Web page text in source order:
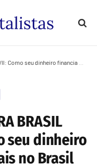
dinheiro financia obras reais no Brasil
BRASIL
seu dinheiro
no Brasil